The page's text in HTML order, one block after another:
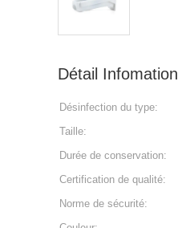
Détail Infomation
Désinfection du type:
Taille:
Durée de conservation:
Certification de qualité:
Norme de sécurité: